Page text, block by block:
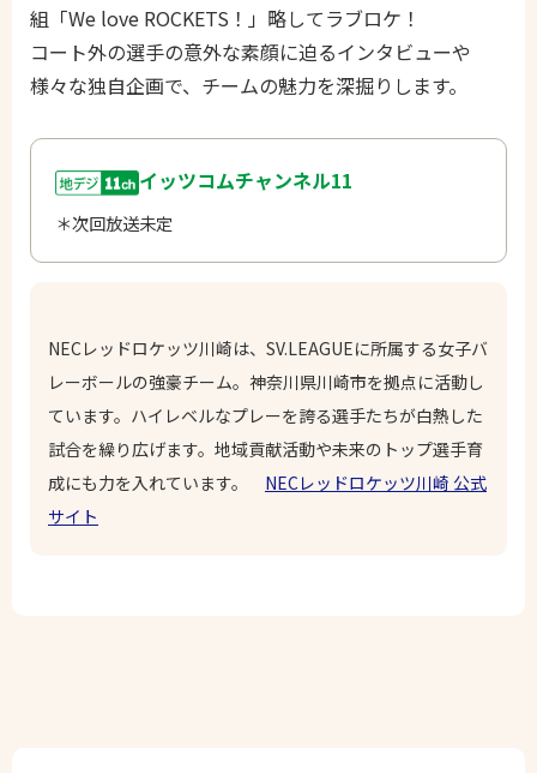
組「We love ROCKETS！」略してラブロケ！
コート外の選手の意外な素顔に迫るインタビューや
様々な独自企画で、チームの魅力を深掘りします。
イッツコムチャンネル11
＊次回放送未定
NECレッドロケッツ川崎は、SV.LEAGUEに所属する女子バ
レーボールの強豪チーム。神奈川県川崎市を拠点に活動し
ています。ハイレベルなプレーを誇る選手たちが白熱した
試合を繰り広げます。地域貢献活動や未来のトップ選手育
成にも力を入れています。 NECレッドロケッツ川崎 公式
サイト